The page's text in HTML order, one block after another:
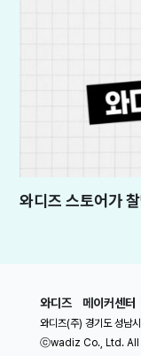
와디즈 스토어가
와디즈 메이커센터
와디즈(주) 경기도 성
ⓒwadiz Co., Ltd. All